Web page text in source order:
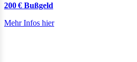
200 € Bußgeld
Mehr Infos hier